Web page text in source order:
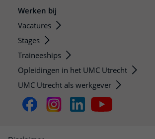
Werken bij
Vacatures
Stages
Traineeships
Opleidingen in het UMC Utrecht
UMC Utrecht als werkgever